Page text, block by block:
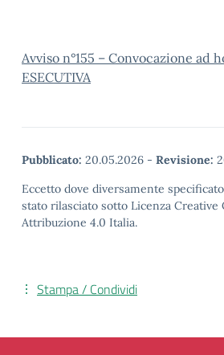
Avviso n°155 – Convocazione ad
ESECUTIVA
Pubblicato: 20.05.2026 - Revisione:
Eccetto dove diversamente
stato rilasciato sotto Licenza Creative
Attribuzione 4.0 Italia.
Stampa / Condividi